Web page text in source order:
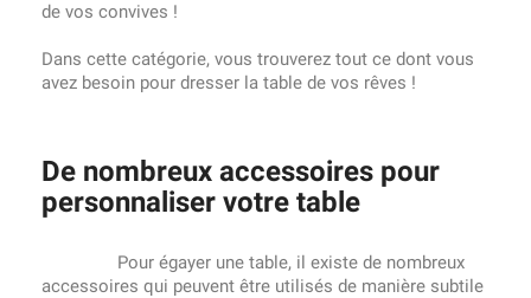
de vos convives !
Dans cette catégorie, vous trouverez tout ce dont vous
avez besoin pour dresser la table de vos rêves !
De nombreux accessoires pour
personnaliser votre table
Pour égayer une table, il existe de nombreux
accessoires qui peuvent être utilisés de manière subtile